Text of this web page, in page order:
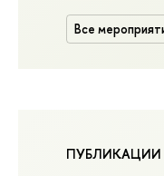
Все
ПУБЛИКАЦИИ